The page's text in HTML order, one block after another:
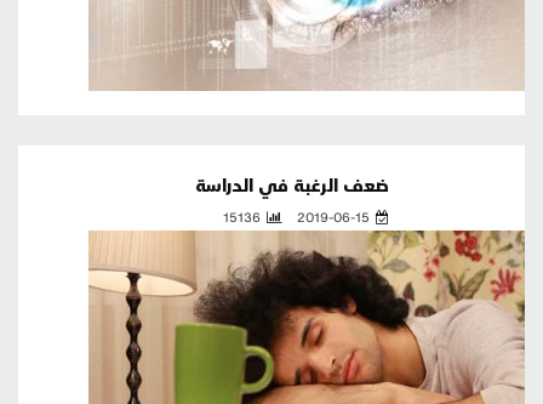
ضعف الرغبة في الدراسة
2019-06-15
15136